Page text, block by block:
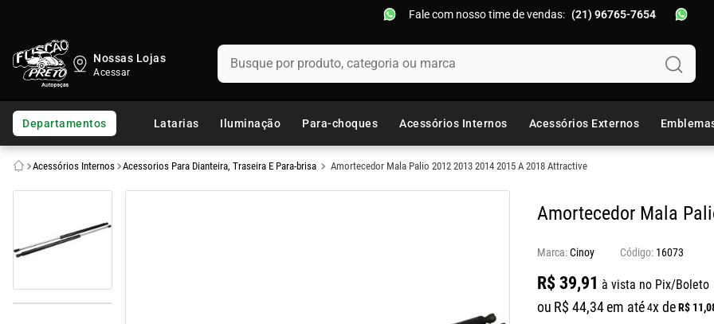
Fale com nosso time de vendas: (21) 96765-7654
Nossas Lojas Busque por produto, categoria ou marca
Departamentos Latarias Iluminação Para-choques Acessórios Internos Acessórios Externos
Acessórios Internos Acessorios Para Dianteira, Traseira E Para-brisa Amortecedor Mala Palio 2012 2013 2014 2015 A 2018 Attractive
Amortecedor Mala
Marca:Cinoy 16073
R$ 39,91 à vista no Pix/Boleto
ou R$ 44,34em até4x deR$ 11,
TERMOS MAIS BUSCADOS
1º
fusca
2º
capo